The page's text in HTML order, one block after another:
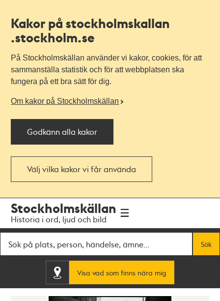
Kakor på stockholmskallan
.stockholm.se
På Stockholmskällan använder vi kakor, cookies, för att
sammanställa statistik och för att webbplatsen ska
fungera på ett bra sätt för dig.
Om kakor på Stockholmskällan
Godkänn alla kakor
Välj vilka kakor vi får använda
navigationen
huvudinnehållet
Stockholmskällan
Historia i ord, ljud och bild
Sök
Visa vad som finns nära mig